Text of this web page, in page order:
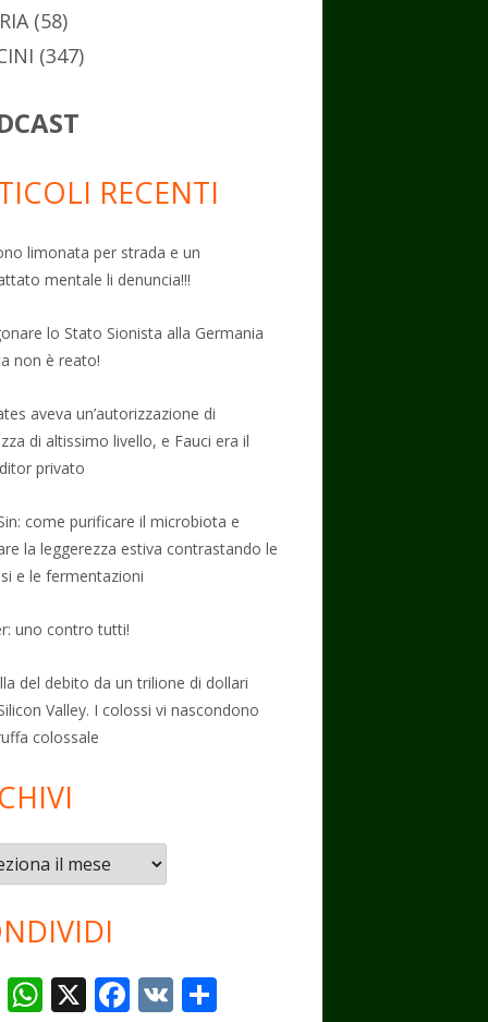
(58)
(347)
RECENTI
limonata per strada e un
mentale li denuncia!!!
lo Stato Sionista alla Germania
non è reato!
aveva un’autorizzazione di
di altissimo livello, e Fauci era il
privato
come purificare il microbiota e
la leggerezza estiva contrastando le
e le fermentazioni
uno contro tutti!
del debito da un trilione di dollari
Valley. I colossi vi nascondono
colossale
T W X F V